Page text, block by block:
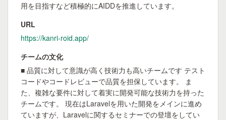
用を目指すなど積極的にAIDDを推進しています。
URL
https://kanri-roid.app/
チームの文化
■ 品質に対して意識が高く技術力も高いチームです テスト
コードやコードレビューで品質を担保しています。 ま
た、複雑な要件に対して着実に開発可能な技術力を持った
チームです。 現在はLaravelを用いた開発をメインに進め
ていますが、Laravelに関するセミナーでの登壇をしてい